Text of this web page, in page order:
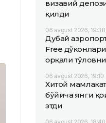
визавий
қилди
06 avgust 2026, 19:38
Дубай
Free
орқали
06 avgust 2026, 19:10
Хитой
бўйича янги
этди